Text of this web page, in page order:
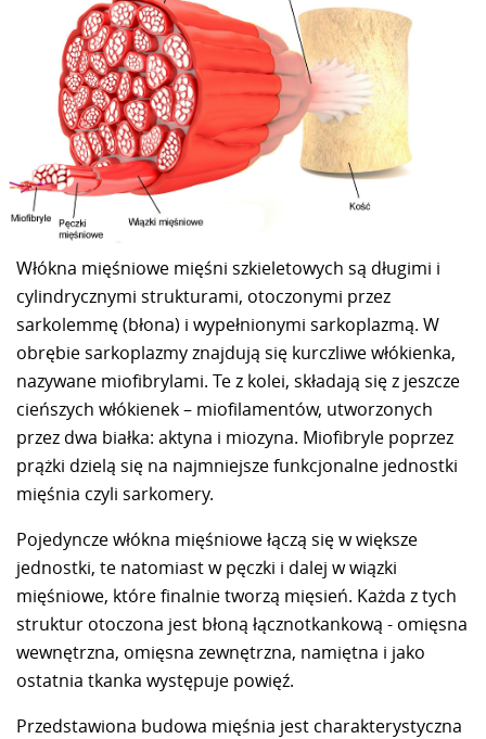
Włókna mięśniowe mięśni szkieletowych są długimi i
cylindrycznymi strukturami, otoczonymi przez
sarkolemmę (błona) i wypełnionymi sarkoplazmą. W
obrębie sarkoplazmy znajdują się kurczliwe włókienka,
nazywane miofibrylami. Te z kolei, składają się z jeszcze
cieńszych włókienek – miofilamentów, utworzonych
przez dwa białka: aktyna i miozyna. Miofibryle poprzez
prążki dzielą się na najmniejsze funkcjonalne jednostki
mięśnia czyli sarkomery.
Pojedyncze włókna mięśniowe łączą się w większe
jednostki, te natomiast w pęczki i dalej w wiązki
mięśniowe, które finalnie tworzą mięsień. Każda z tych
struktur otoczona jest błoną łącznotkankową - omięsna
wewnętrzna, omięsna zewnętrzna, namiętna i jako
ostatnia tkanka występuje powięź.
Przedstawiona budowa mięśnia jest charakterystyczna